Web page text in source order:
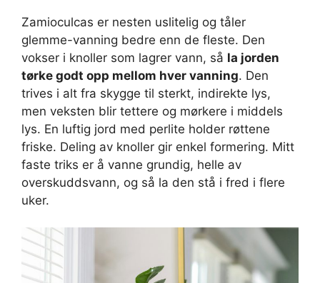
Zamioculcas er nesten uslitelig og tåler
glemme-vanning bedre enn de fleste. Den
vokser i knoller som lagrer vann, så la jorden
tørke godt opp mellom hver vanning. Den
trives i alt fra skygge til sterkt, indirekte lys,
men veksten blir tettere og mørkere i middels
lys. En luftig jord med perlite holder røttene
friske. Deling av knoller gir enkel formering. Mitt
faste triks er å vanne grundig, helle av
overskuddsvann, og så la den stå i fred i flere
uker.